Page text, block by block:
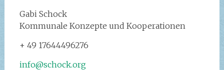
Gabi Schock‭
Kommunale Konzepte und Kooperationen
+ 49 17644496276
info@schock.org